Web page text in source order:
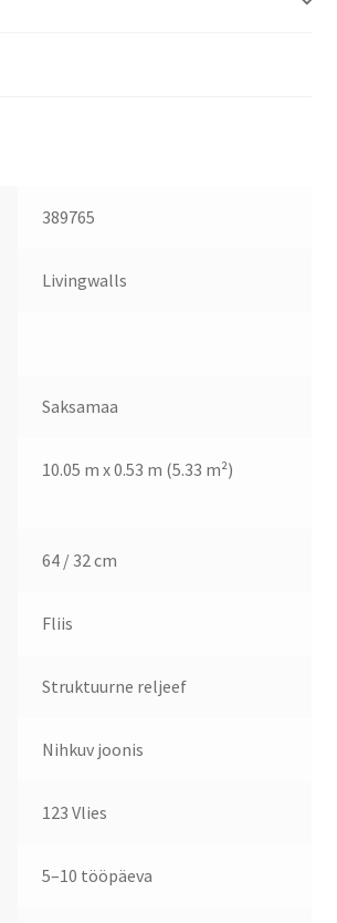
389765
Livingwalls
Saksamaa
10.05 m x 0.53 m (5.33 m²)
64 / 32 cm
Fliis
Struktuurne reljeef
Nihkuv joonis
123 Vlies
5–10 tööpäeva